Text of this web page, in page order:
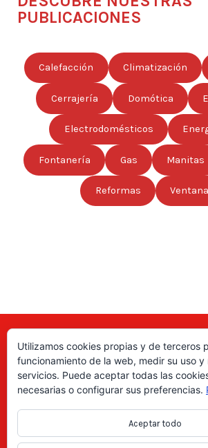
PUBLICACIONES
Calefacción Climatización
Cerrajería Domótica
Electrodomésticos
Fontanería Gas Manitas
Reformas
Aquí puede encontrar las direcciones de
fabricantes locales, asociaciones, etc; de todo
productos y servicios para ayudar a los
ofertas de trabajo y empleo que se anuncian
consiga trabajos según le interese, en los
Utilizamos cookies propias y de terceros
funcionamiento de la web, medir su uso y
servicios. Puede aceptar todas las
necesarias o configurar sus preferencias.
Aceptar todo